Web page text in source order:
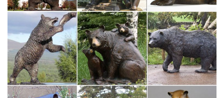
Цены на экскурсии на бали 2016 в нуса дуа.
galereya-hqj349i.dima-shoytov.ru/д/6
Цены на весту с газом.
Работа сайта временно приостановлена
В случае, если приостановка работы сайта вызвана
нарушением условий Договора на абонентское обслуживание,
то для возобновления работы вам необходимо обратиться в